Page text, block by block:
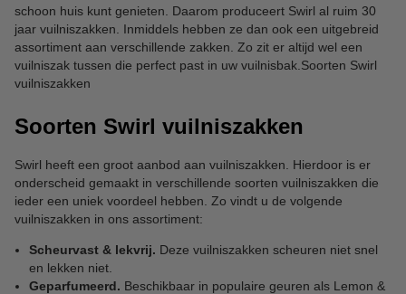
schoon huis kunt genieten. Daarom produceert Swirl al ruim 30
jaar vuilniszakken. Inmiddels hebben ze dan ook een uitgebreid
assortiment aan verschillende zakken. Zo zit er altijd wel een
vuilniszak tussen die perfect past in uw vuilnisbak.Soorten Swirl
vuilniszakken
Soorten Swirl vuilniszakken
Swirl heeft een groot aanbod aan vuilniszakken. Hierdoor is er
onderscheid gemaakt in verschillende soorten vuilniszakken die
ieder een uniek voordeel hebben. Zo vindt u de volgende
vuilniszakken in ons assortiment:
Scheurvast & lekvrij. Deze vuilniszakken scheuren niet snel
en lekken niet.
Geparfumeerd. Beschikbaar in populaire geuren als Lemon &